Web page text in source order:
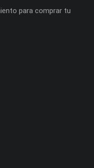
para comprar tu